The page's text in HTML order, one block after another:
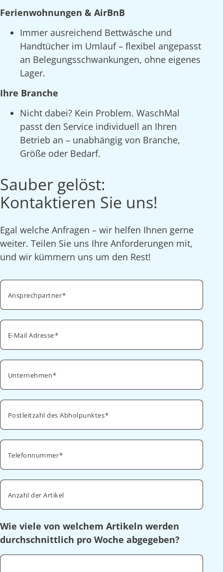
Ferienwohnungen & AirBnB
Immer ausreichend Bettwäsche und
Handtücher im Umlauf – flexibel angepasst
an Belegungsschwankungen, ohne eigenes
Lager.
Ihre Branche
Nicht dabei? Kein Problem. WaschMal
passt den Service individuell an Ihren
Betrieb an – unabhängig von Branche,
Größe oder Bedarf.
Sauber gelöst:
Kontaktieren Sie uns!
Egal welche Anfragen – wir helfen Ihnen gerne
weiter. Teilen Sie uns Ihre Anforderungen mit,
und wir kümmern uns um den Rest!
Ansprechpartner
E-Mail Adresse
Unternehmen
Postleitzahl des Abholpunktes
Telefonnummer
Anzahl der Artikel
Wie viele von welchem Artikeln werden
durchschnittlich pro Woche abgegeben?